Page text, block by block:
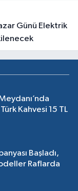
Kahvesi 15 TL
Başladı,
Raflarda